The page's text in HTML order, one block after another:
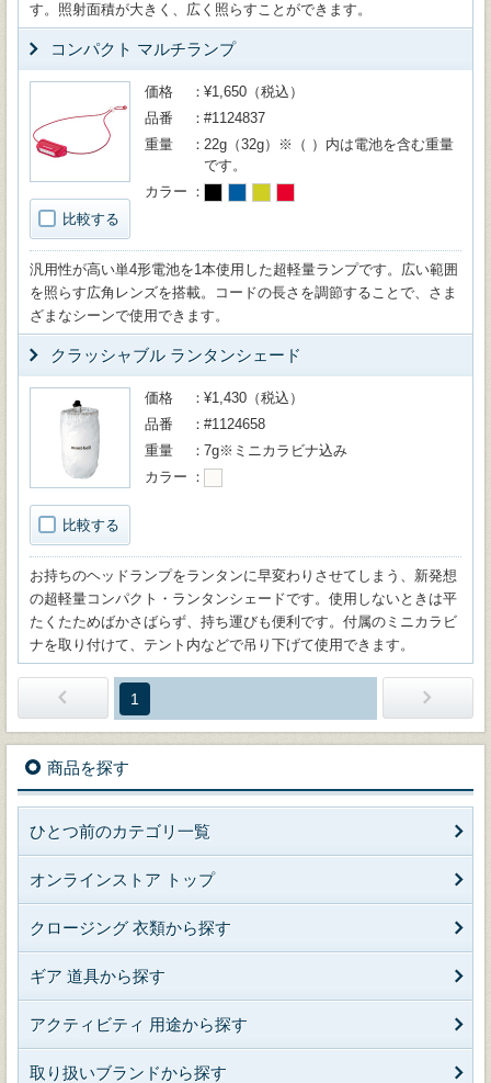
す。照射面積が大きく、広く照らすことができます。
コンパクト マルチランプ
比較する
価格
¥1,650（税込）
品番
#1124837
重量
22g（32g）※（ ）内は電池を含む重量
です。
カラー
汎用性が高い単4形電池を1本使用した超軽量ランプです。広い範囲
を照らす広角レンズを搭載。コードの長さを調節することで、さま
ざまなシーンで使用できます。
クラッシャブル ランタンシェード
比較する
価格
¥1,430（税込）
品番
#1124658
重量
7g※ミニカラビナ込み
カラー
お持ちのヘッドランプをランタンに早変わりさせてしまう、新発想
の超軽量コンパクト・ランタンシェードです。使用しないときは平
たくたためばかさばらず、持ち運びも便利です。付属のミニカラビ
ナを取り付けて、テント内などで吊り下げて使用できます。
1
商品を探す
ひとつ前のカテゴリ一覧
オンラインストア トップ
クロージング 衣類から探す
ギア 道具から探す
アクティビティ 用途から探す
取り扱いブランドから探す